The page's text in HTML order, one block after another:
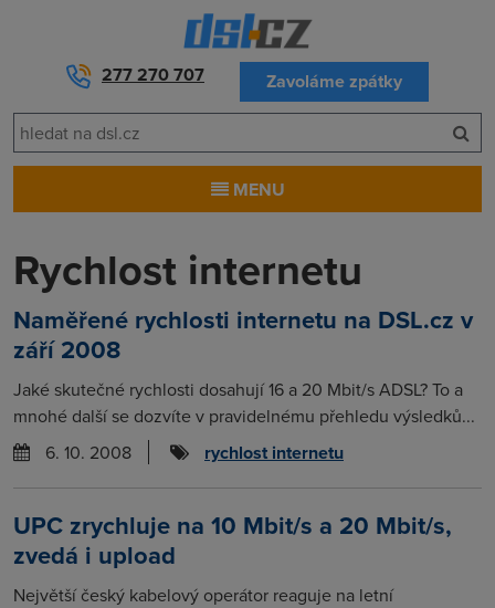
277 270 707 Zavoláme zpátky
MENU
Rychlost internetu
Naměřené rychlosti internetu na DSL.cz v
září 2008
Jaké skutečné rychlosti dosahují 16 a 20 Mbit/s ADSL? To a
mnohé další se dozvíte v pravidelnému přehledu výsledků...
6. 10. 2008
rychlost internetu
UPC zrychluje na 10 Mbit/s a 20 Mbit/s,
zvedá i upload
Největší český kabelový operátor reaguje na letní